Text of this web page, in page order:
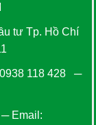
tư Tp. Hồ Chí
0938 118 428─
Email: